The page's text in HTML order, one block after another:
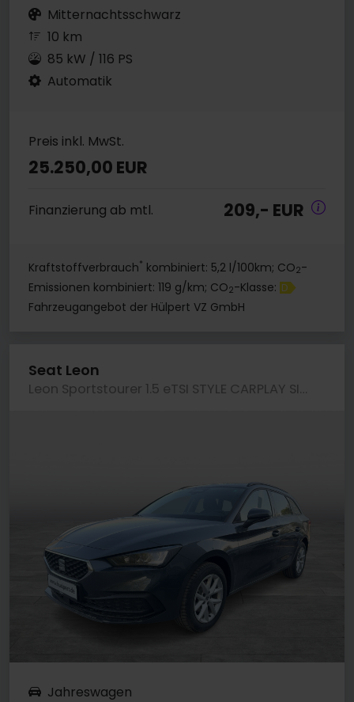
Mitternachtsschwarz
10 km
85 kW / 116 PS
Automatik
Preis inkl. MwSt.
25.250,00 EUR
Finanzierung ab mtl. 209,- EUR
Kraftstoffverbrauch* kombiniert: 5,2 l/100km; CO2-
Emissionen kombiniert: 119 g/km; CO2-Klasse: D
Fahrzeugangebot der Hülpert VZ GmbH
Seat Leon
Leon Sportstourer 1.5 eTSI STYLE CARPLAY SITZHZG
Jahreswagen